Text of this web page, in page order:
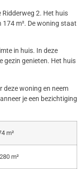
2. Het huis
m². De woning staat
in huis. In deze
gezin genieten. Het huis
deze woning en neem
je een bezichtiging
m²
m²